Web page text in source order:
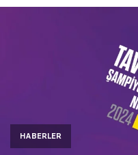
HABERLER